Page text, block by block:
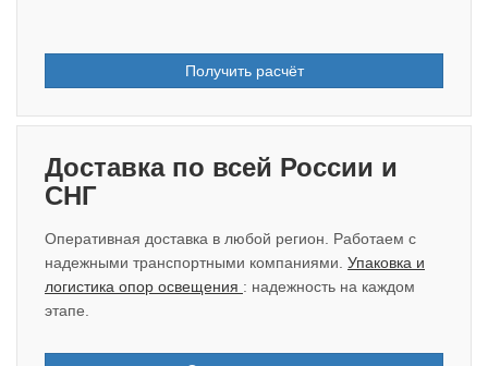
Получить расчёт
Доставка по всей России и
СНГ
Оперативная доставка в любой регион. Работаем с
надежными транспортными компаниями. Упаковка и
логистика опор освещения : надежность на каждом
этапе.